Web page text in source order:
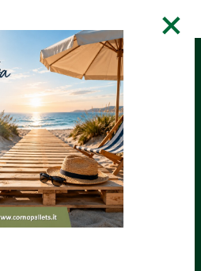
CREA CERTIFICATI
×